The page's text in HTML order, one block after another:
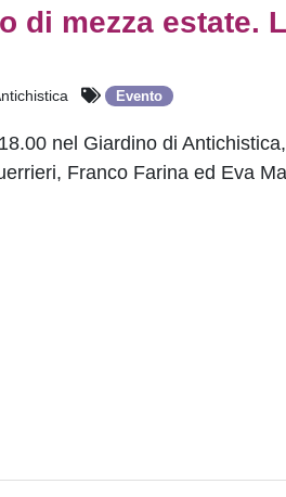
di mezza estate.
Evento
nel Giardino di
Franco Farina ed Eva